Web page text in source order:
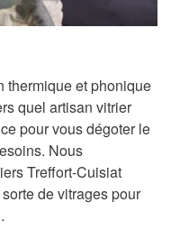
thermique et phonique
quel artisan vitrier
pour vous dégoter le
Nous
Treffort-Cuisiat
de vitrages pour